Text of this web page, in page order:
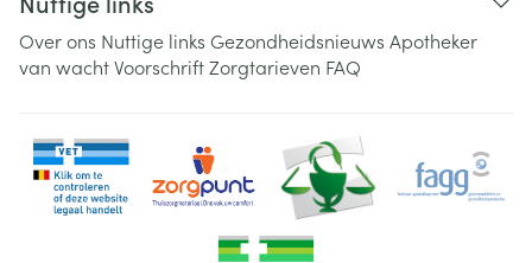
Over ons Nuttige links Gezondheidsnieuws Apotheker
van wachtVoorschriftZorgtarieven FAQ